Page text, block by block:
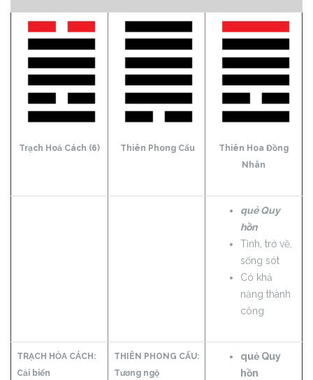
Trạch Hoả Cách (6) Thiên Phong Cấu
Thiên Hoa Đồng
Nhân
quẻ Quy
hồn
Tỉnh, trở về,
sống sót
Có khả
năng thành
công
TRẠCH HỎA CÁCH:
Cải biến
THIÊN PHONG CẤU:
Tương ngộ
quẻ Quy
hồn